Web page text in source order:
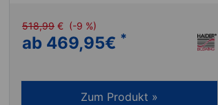
518,99 € (-9 %)
ab 469,95€ *
Zum Produkt »